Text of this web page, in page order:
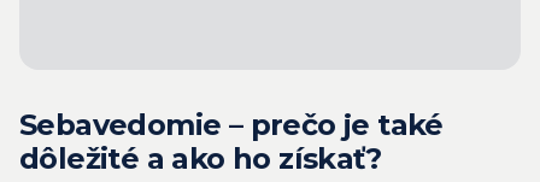
Sebavedomie – prečo je také
dôležité a ako ho získať?